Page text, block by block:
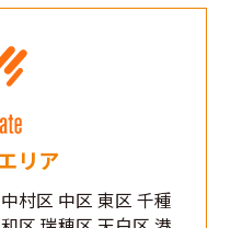
リア
村区 中区 東区 千種